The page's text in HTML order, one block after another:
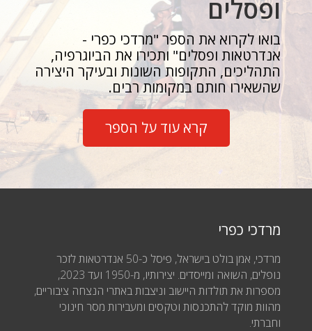
ופסלים
בואו לקרוא את הספר "מרדכי כפרי -
אנדרטאות ופסלים" ותכירו את הביוגרפיה,
התהליכים, התקופות השונות ובעיקר היצירה
שהשאירו חותם במקומות רבים.
קרא עוד על הספר
מרדכי כפרי
מרדכי, אמן בולט בישראל, פיסל כ-50 אנדרטאות לזכר
נופלים, השואה ומייסדים. יצירותיו, מ-1950 ועד 2023,
מספרות את תולדות היישוב וניצבות באתרי הנצחה ציבוריים,
מהוות מוקד להתכנסות וטקסים ומעבירות מסר חינוכי
וחברתי.